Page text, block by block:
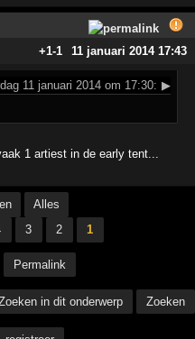
+1-1 11 januari 2014 17:43
11 januari 2014 om 17:30: ▶
1 artiest in de early tent...
Alles
3 2 1
Permalink
in dit onderwerp Zoeken